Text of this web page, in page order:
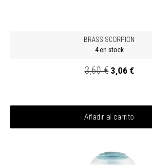
BRASS SCORPION
4 en stock
3,60 € 3,06 €
Añadir al carrito